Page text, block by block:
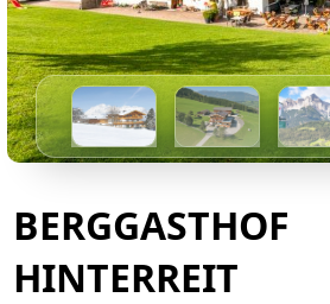
BERGGASTHOF
HINTERREIT